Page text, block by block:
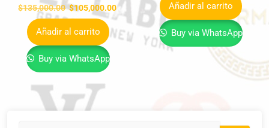
$135,000.00 $105,000.00
Añadir al carrito
Buy via WhatsApp
Añadir al carrito
Buy via WhatsApp